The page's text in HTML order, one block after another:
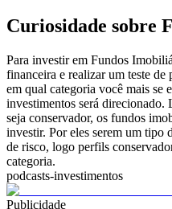
Curiosidade sobre
Para investir em Fundos
financeira e realizar um teste
em qual categoria você mais se
investimentos será direcionado.
seja conservador, os fundos
investir. Por eles serem um tipo
de risco, logo perfils
categoria.
podcasts-investimentos
Publicidade